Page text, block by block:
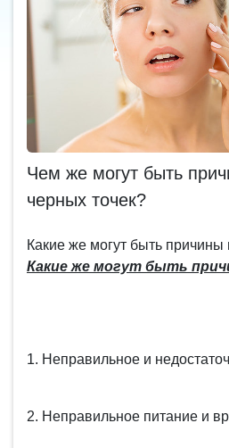
Чем же могут быть
черных точек?
Какие же могут быть причины
Какие же могут быть
1. Неправильное и
2. Неправильное питание и